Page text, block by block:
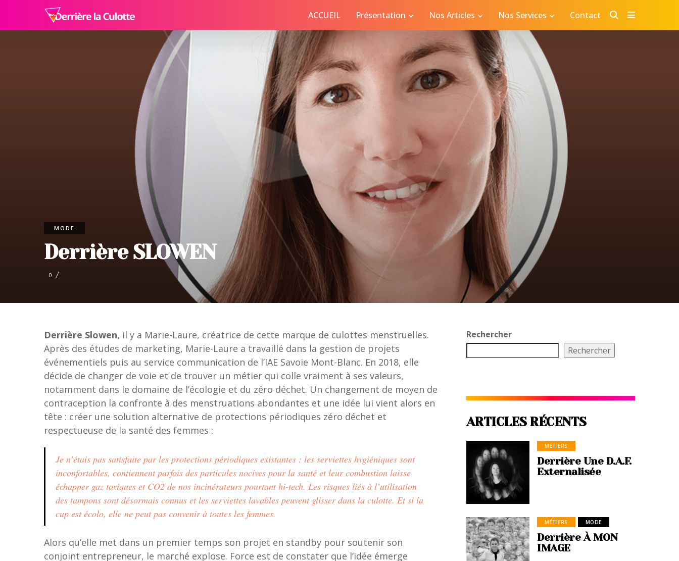
ACCUEIL Présentation Nos Articles Nos Services Contact
MODE
Derrière SLOWEN
0
Derrière Slowen, il y a Marie-Laure, créatrice de cette marque de culottes menstruelles.
Après des études de marketing, Marie-Laure a travaillé dans la gestion de projets
événementiels puis au service communication de l’IAE Savoie Mont-Blanc. En 2018, elle
décide de changer de voie et de trouver un métier qui colle vraiment à ses valeurs,
notamment dans le domaine de l’écologie et du zéro déchet. Un changement de moyen de
contraception la confronte à des menstruations abondantes et une idée lui vient alors en
tête : créer une solution alternative de protections périodiques zéro déchet et
respectueuse de la santé des femmes :
Je n’étais pas satisfaite par les protections périodiques existantes : les serviettes hygiéniques sont
inconfortables, contiennent parfois des particules nocives pour la santé et leur combustion laisse
échapper gaz toxiques et CO2 de nos incinérateurs pourtant hi-tech. Les risques liés à l’utilisation
des tampons sont désormais connus et les serviettes lavables peuvent glisser dans la culotte. Et si la
cup est écolo, elle ne peut pas convenir à toutes les femmes.
Alors qu’elle met dans un premier temps son projet en standby pour soutenir son
conjoint entrepreneur, le marché explose. Force est de constater que l’idée émerge
Rechercher
Rechercher
ARTICLES RÉCENTS
MÉTIERS
Derrière Une D.A.F.
Externalisée
MÉTIERS MODE
Derrière À MON
IMAGE